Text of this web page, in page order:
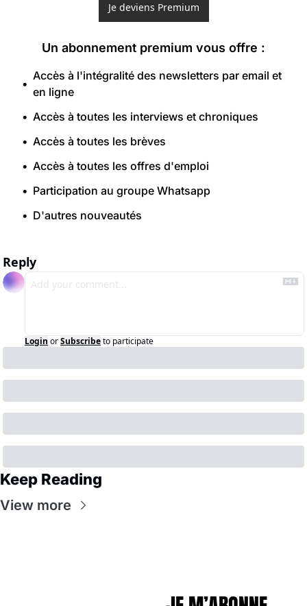
Je deviens Premium
Un abonnement premium vous offre :
Accès à l'intégralité des newsletters par email et
en ligne
Accès à toutes les interviews et chroniques
Accès à toutes les brèves
Accès à toutes les offres d'emploi
Participation au groupe Whatsapp
D'autres nouveautés
Reply
Login orSubscribeto participate
Keep Reading
View more